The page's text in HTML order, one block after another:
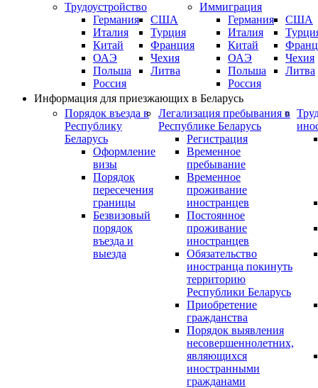
Трудоустройство
Германия
Италия
Китай
ОАЭ
Польша
Россия
США
Турция
Франция
Чехия
Литва
Иммиграция
Германия
Италия
Китай
ОАЭ
Польша
Россия
США
Чехия
Литва
Информация для приезжающих в Беларусь
Порядок въезда в
Республику
Беларусь
Оформление
визы
Порядок
пересечения
границы
Безвизовый
порядок
въезда и
выезда
Легализация пребывания в
Республике Беларусь
Регистрация
Временное
пребывание
Временное
проживание
иностранцев
Постоянное
проживание
иностранцев
Обязательство
иностранца покинуть
территорию
Республики Беларусь
Приобретение
гражданства
Порядок выявления
несовершеннолетних,
являющихся
иностранными
гражданами